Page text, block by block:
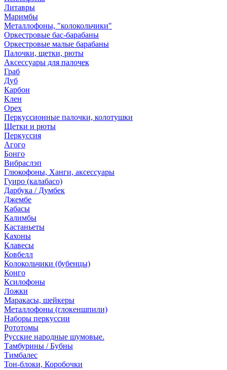
Литавры
Маримбы
Металлофоны, "колокольчики"
Оркестровые бас-барабаны
Оркестровые малые барабаны
Палочки, щетки, рюты
Аксессуары для палочек
Граб
Дуб
Карбон
Клен
Орех
Перкуссионные палочки, колотушки
Щетки и рюты
Перкуссия
Агого
Бонго
Вибраслэп
Глюкофоны, Ханги, аксессуары
Гуиро (калабасо)
Дарбука / Думбек
Джембе
Кабасы
Калимбы
Кастаньеты
Кахоны
Клавесы
Ковбелл
Колокольчики (бубенцы)
Конго
Ксилофоны
Ложки
Маракасы, шейкеры
Металлофоны (глокеншпили)
Наборы перкуссии
Рототомы
Русские народные шумовые.
Тамбурины / Бубны
Тимбалес
Тон-блоки, Коробочки